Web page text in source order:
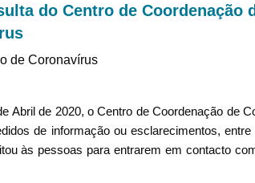
do Centro de Coordenação
de Coronavírus
Abril de 2020, o Centro de Coordenação de
de informação ou esclarecimentos,
às pessoas para entrarem em contacto